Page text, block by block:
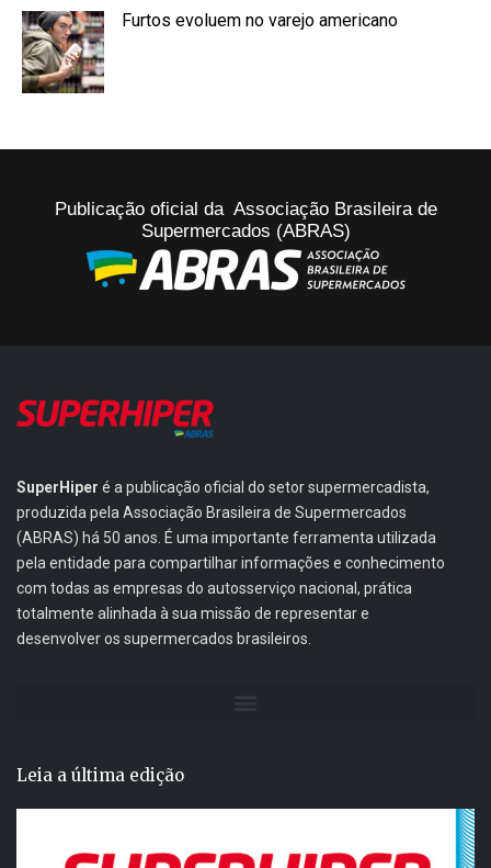
Furtos evoluem no varejo americano
Publicação oficial da Associação Brasileira de
Supermercados (ABRAS)
SuperHiper é a publicação oficial do setor supermercadista,
produzida pela Associação Brasileira de Supermercados
(ABRAS) há 50 anos. É uma importante ferramenta utilizada
pela entidade para compartilhar informações e conhecimento
com todas as empresas do autosserviço nacional, prática
totalmente alinhada à sua missão de representar e
desenvolver os supermercados brasileiros.
Leia a última edição